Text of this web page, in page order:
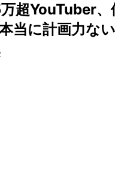
超YouTuber、
当に計画力ない